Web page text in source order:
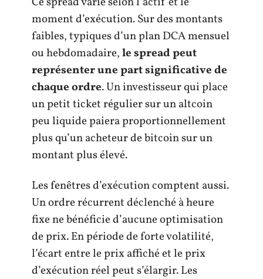
moment d’exécution. Sur des montants
faibles, typiques d’un plan DCA mensuel
ou hebdomadaire,le spread peut
représenter une part significative de
chaque ordre. Un investisseur qui place
un petit ticket régulier sur un altcoin
peu liquide paiera proportionnellement
plus qu’un acheteur de bitcoin sur un
montant plus élevé.
Les fenêtres d’exécution comptent aussi.
Un ordre récurrent déclenché à heure
fixe ne bénéficie d’aucune optimisation
de prix. En période de forte volatilité,
l’écart entre le prix affiché et le prix
d’exécution réel peut s’élargir. Les